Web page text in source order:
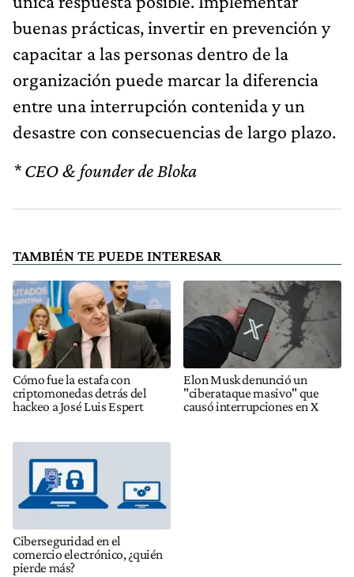
buenas prácticas, invertir en prevención y
capacitar a las personas dentro de la
organización puede marcar la diferencia
entre una interrupción contenida y un
desastre con consecuencias de largo plazo.
* CEO & founder de Bloka
TAMBIÉN TE PUEDE INTERESAR
Cómo fue la estafa con
criptomonedas detrás del
hackeo a José Luis Espert
Elon Musk denunció un
"ciberataque masivo" que
causó interrupciones en X
Ciberseguridad en el
comercio electrónico, ¿quién
pierde más?